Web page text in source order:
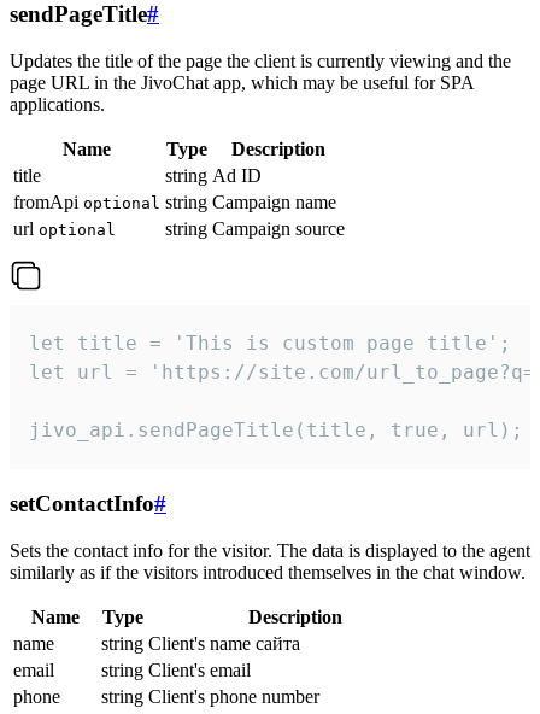
sendPageTitle#
Updates the title of the page the client is currently viewing and the
page URL in the JivoChat app, which may be useful for SPA
applications.
Name Type
Description
title
string Ad ID
fromApi optional string Campaign name
url optional string Campaign source
let title = 'This is custom page title';
let url = 'https://site.com/
jivo_api.sendPageTitle(title, true, url);
setContactInfo#
Sets the contact info for the visitor. The data is displayed to the agent
similarly as if the visitors introduced themselves in the chat window.
Name Type
Description
name
string Client's name сайта
email
string Client's email
phone
string Client's phone number